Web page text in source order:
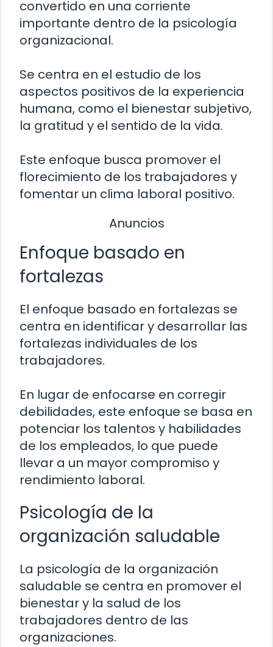
convertido en una corriente
importante dentro de la psicología
organizacional.
Se centra en el estudio de los
aspectos positivos de la experiencia
humana, como el bienestar subjetivo,
la gratitud y el sentido de la vida.
Este enfoque busca promover el
florecimiento de los trabajadores y
fomentar un clima laboral positivo.
Anuncios
Enfoque basado en
fortalezas
El enfoque basado en fortalezas se
centra en identificar y desarrollar las
fortalezas individuales de los
trabajadores.
En lugar de enfocarse en corregir
debilidades, este enfoque se basa en
potenciar los talentos y habilidades
de los empleados, lo que puede
llevar a un mayor compromiso y
rendimiento laboral.
Psicología de la
organización saludable
La psicología de la organización
saludable se centra en promover el
bienestar y la salud de los
trabajadores dentro de las
organizaciones.